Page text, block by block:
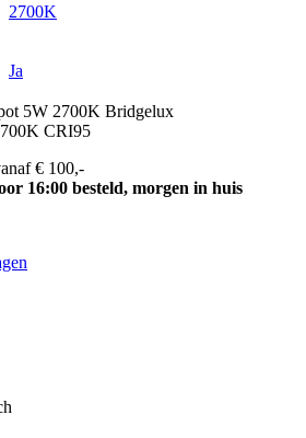
2700K
Ja
CRI95
€ 100,-
16:00 besteld, morgen in huis